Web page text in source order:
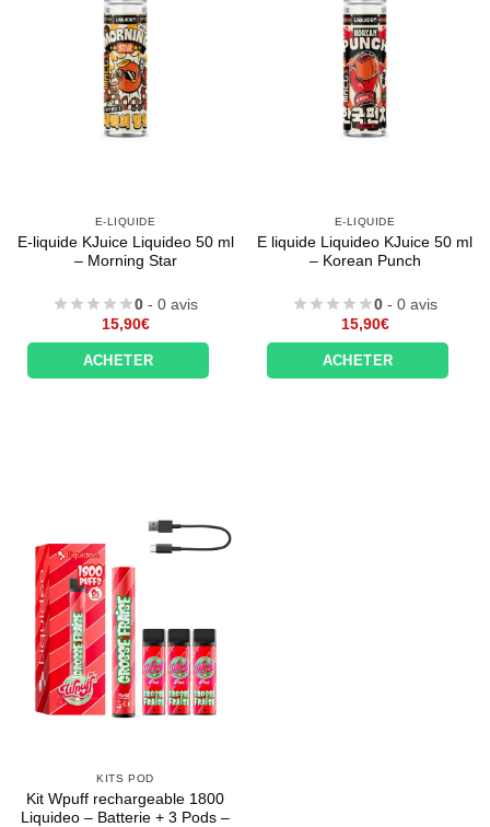
E-LIQUIDE
E-liquide KJuice Liquideo 50 ml
– Morning Star
0 - 0 avis
15,90€
ACHETER
E-LIQUIDE
E liquide Liquideo KJuice 50 ml
– Korean Punch
0 - 0 avis
15,90€
ACHETER
KITS POD
Kit Wpuff rechargeable 1800
Liquideo – Batterie + 3 Pods –